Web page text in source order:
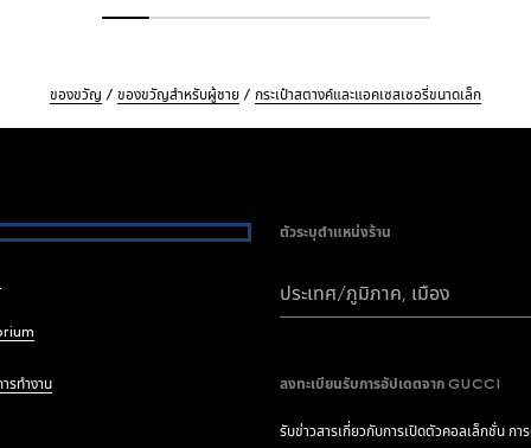
ของขวัญ ของขวัญสำหรับผู้ชาย กระเป๋าสตางค์และแอคเซสเซอรี่ขนาดเล็ก
รทำงาน
ตัวระบุตำแหน่งร้าน
ประเทศ/ภูมิภาค, เมือง
ลงทะเบียนรับการอัปเดตจาก GUCCI
รับข่าวสารเกี่ยวกับการเปิดตัวคอลเล็กชั่น ก